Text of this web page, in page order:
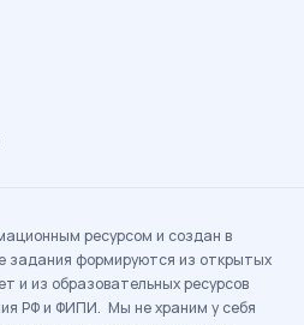
ресурсом и создан в
задания формируются из открытых
и из образовательных ресурсов
РФ и ФИПИ. Мы не храним у себя